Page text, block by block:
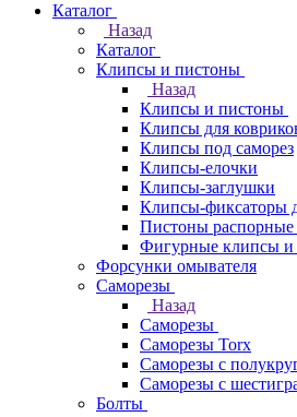
Каталог
Назад
Каталог
Клипсы и пистоны
Назад
Клипсы и пистоны
Клипсы для
Клипсы под саморез
Клипсы-елочки
Клипсы-заглушки
Клипсы-фиксаторы
Пистоны
Фигурные клипсы и
Форсунки омывателя
Саморезы
Назад
Саморезы
Саморезы Torx
Саморезы с
Саморезы с
Болты